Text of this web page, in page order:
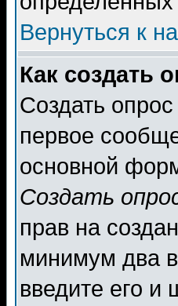
Вернуться к
Как создать
Создать
первое
основной
Создать
прав на
минимум два
введите его и